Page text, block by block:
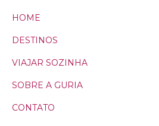
HOME
DESTINOS
VIAJAR SOZINHA
SOBRE A GURIA
CONTATO